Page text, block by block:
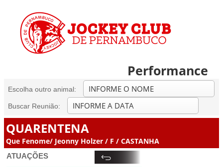
Performance
Escolha outro animal:
Buscar Reunião:
QUARENTENA
Que Fenome/ Jeonny Holzer / F / CASTANHA
ATUAÇÕES